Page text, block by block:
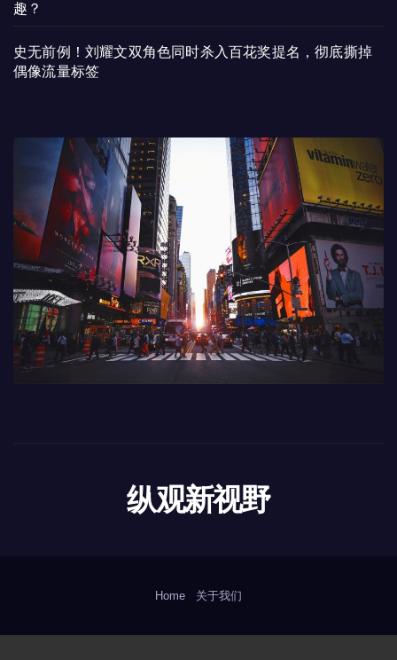
趣？
史无前例！刘耀文双角色同时杀入百花奖提名，彻底撕掉
偶像流量标签
纵观新视野
Home 关于我们